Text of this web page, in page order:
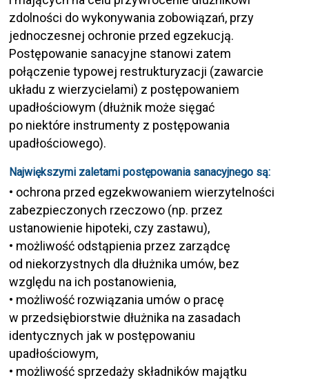
zdolności do wykonywania zobowiązań, przy
jednoczesnej ochronie przed egzekucją.
Postępowanie sanacyjne stanowi zatem
połączenie typowej restrukturyzacji (zawarcie
układu z wierzycielami) z postępowaniem
upadłościowym (dłużnik może sięgać
po niektóre instrumenty z postępowania
upadłościowego).
Największymi zaletami postępowania sanacyjnego są:
• ochrona przed egzekwowaniem wierzytelności
zabezpieczonych rzeczowo (np. przez
ustanowienie hipoteki, czy zastawu),
• możliwość odstąpienia przez zarządcę
od niekorzystnych dla dłużnika umów, bez
względu na ich postanowienia,
• możliwość rozwiązania umów o pracę
w przedsiębiorstwie dłużnika na zasadach
identycznych jak w postępowaniu
upadłościowym,
• możliwość sprzedaży składników majątku